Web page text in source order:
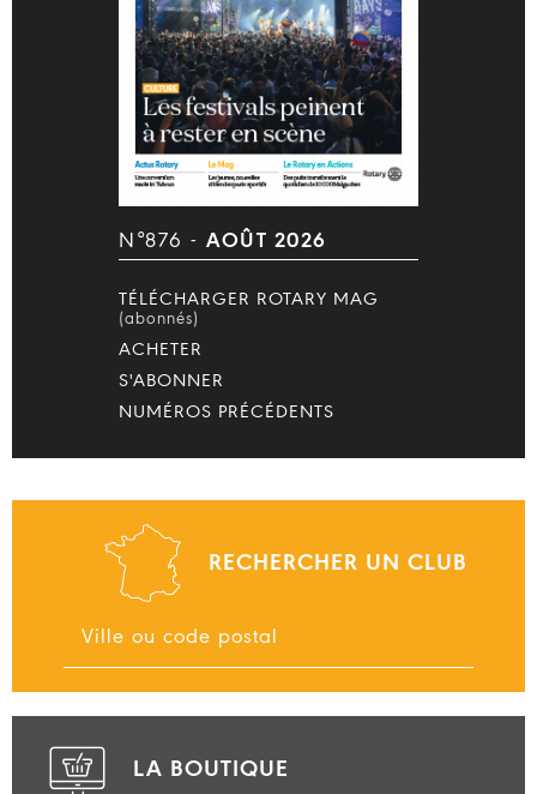
N°876 - AOÛT 2026
TÉLÉCHARGER ROTARY MAG
(abonnés)
ACHETER
S'ABONNER
NUMÉROS PRÉCÉDENTS
RECHERCHER UN CLUB
LA BOUTIQUE